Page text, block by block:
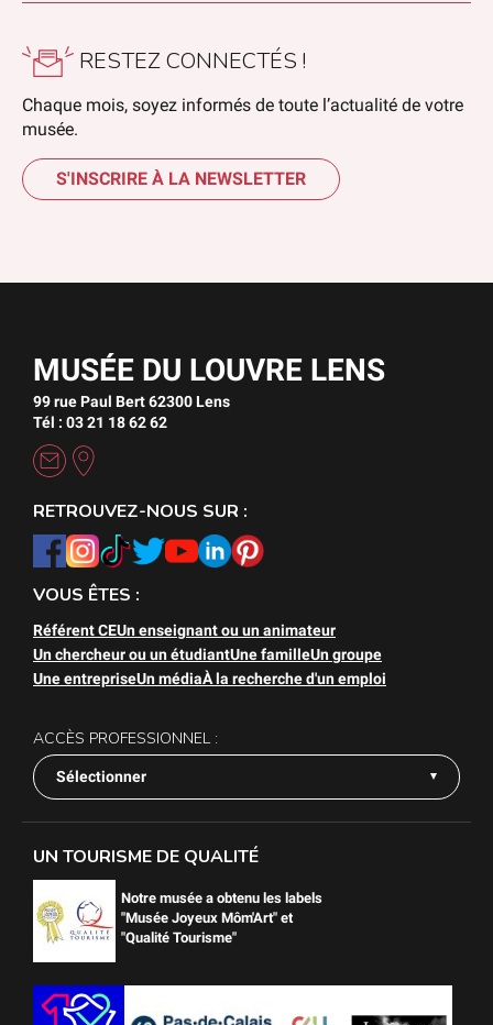
RESTEZ CONNECTÉS !
Chaque mois, soyez informés de toute l’actualité de votre
musée.
S'INSCRIRE À LA NEWSLETTER
MUSÉE DU LOUVRE LENS
99 rue Paul Bert 62300 Lens
Tél : 03 21 18 62 62
RETROUVEZ-NOUS SUR :
VOUS ÊTES :
Référent CEUn enseignant ou un animateur
Un chercheur ou un étudiantUne familleUn groupe
Une entrepriseUn médiaÀ la recherche d'un emploi
ACCÈS PROFESSIONNEL :
Sélectionner
UN TOURISME DE QUALITÉ
Notre musée a obtenu les labels
"Musée Joyeux Môm'Art" et
"Qualité Tourisme"